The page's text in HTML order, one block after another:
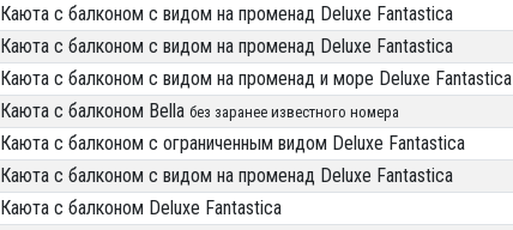
Каюта с балконом с видом на променад Deluxe Fantastica
Каюта с балконом с видом на променад Deluxe Fantastica
Каюта с балконом с видом на променад и море Deluxe Fantastica
Каюта с балконом Bella без заранее известного номера
Каюта с балконом c ограниченным видом Deluxe Fantastica
Каюта с балконом с видом на променад Deluxe Fantastica
Каюта с балконом Deluxe Fantastica